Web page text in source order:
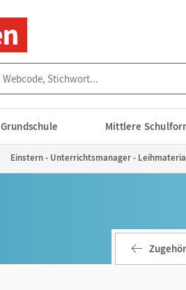
Grundschule Mittlere
Einstern - Unterrichtsmanager -